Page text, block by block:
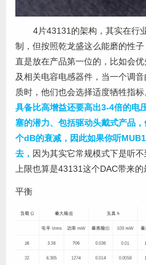
4片43131的架构，其实在行
制，但按照乾龙盛这么能磨的性
直是放在产品第一位的，比如会
及相关电容电感器件，当一个调
质时，他们也会选择适度牺牲指标
具备比高增益还要高出3-4倍的电
塞的潜力、包括驱动头戴式产品
个dB的衰减，因此如果你听
去， 因为其实它常规模式下是听
上限也算是43131这个DAC带来
平衡